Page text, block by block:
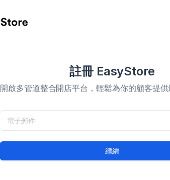
註冊 EasyStore
開啟多管道整合開店平台，輕鬆為你的顧客提
繼續